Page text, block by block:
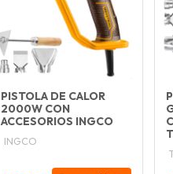
PISTOLA DE CALOR
2000W CON
ACCESORIOS INGCO
INGCO